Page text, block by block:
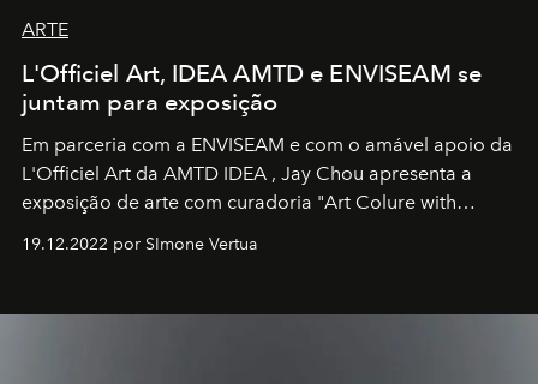
ARTE
L'Officiel Art, IDEA AMTD e ENVISEAM se
juntam para exposição
Em parceria com a ENVISEAM e com o amável apoio da
L'Officiel Art da AMTD IDEA , Jay Chou apresenta a
exposição de arte com curadoria "Art Colure with
19.12.2022 por SImone Vertua